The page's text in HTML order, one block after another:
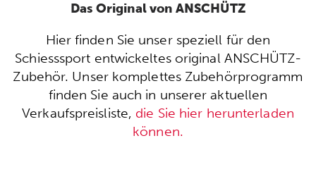
Das Original von ANSCHÜTZ
Hier finden Sie unser speziell für den
Schiesssport entwickeltes original ANSCHÜTZ-
Zubehör. Unser komplettes Zubehörprogramm
finden Sie auch in unserer aktuellen
Verkaufspreisliste, die Sie hier herunterladen
können.